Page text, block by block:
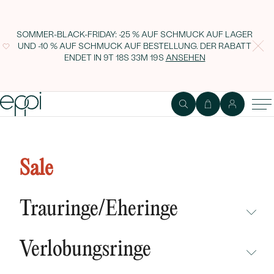
SOMMER-BLACK-FRIDAY: -25 % AUF SCHMUCK AUF LAGER
UND -10 % AUF SCHMUCK AUF BESTELLUNG. DER RABATT
ENDET IN 9T 18S 33M 19S ANSEHEN
Sale
Trauringe/Eheringe
NEUHEITEN
Verlobungsringe
zertifiziertem Diamanten Camila